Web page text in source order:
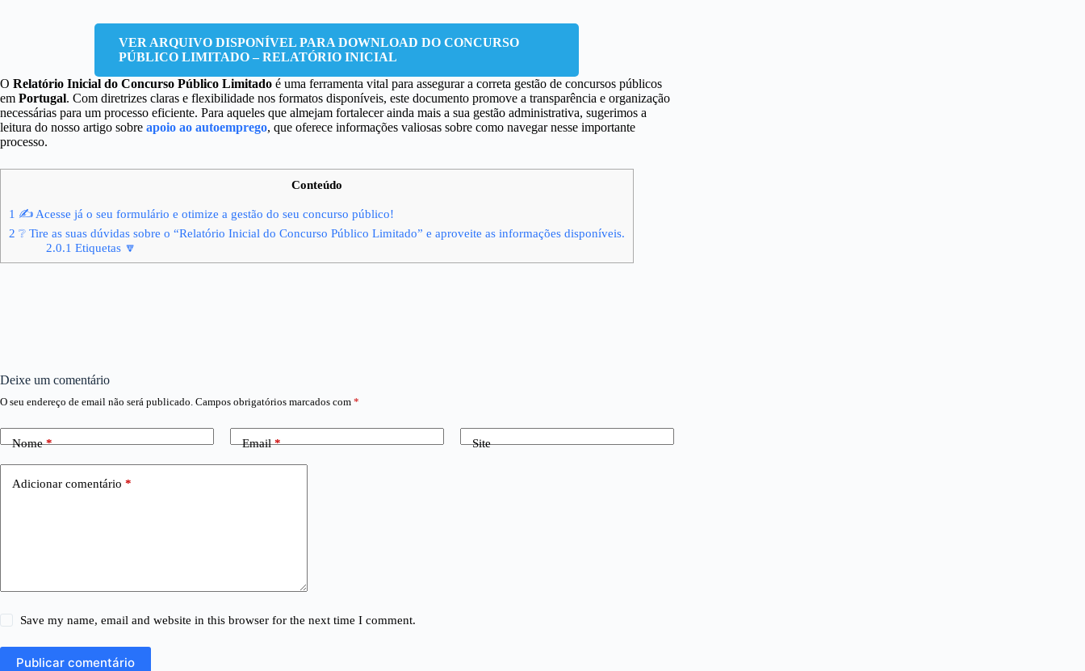
VER ARQUIVO DISPONÍVEL PARA DOWNLOAD DO CONCURSO
PÚBLICO LIMITADO – RELATÓRIO INICIAL
O Relatório Inicial do Concurso Público Limitado é uma ferramenta vital para assegurar a correta gestão de concursos públicos
em Portugal. Com diretrizes claras e flexibilidade nos formatos disponíveis, este documento promove a transparência e organização
necessárias para um processo eficiente. Para aqueles que almejam fortalecer ainda mais a sua gestão administrativa, sugerimos a
leitura do nosso artigo sobre apoio ao autoemprego, que oferece informações valiosas sobre como navegar nesse importante
processo.
Conteúdo
1 ✍ Acesse já o seu formulário e otimize a gestão do seu concurso público!
2 ❔ Tire as suas dúvidas sobre o “Relatório Inicial do Concurso Público Limitado” e aproveite as informações disponíveis.
2.0.1 Etiquetas 🔽
Deixe um comentário
O seu endereço de email não será publicado. Campos obrigatórios marcados com *
Nome* Email* Site
Adicionar comentário *
Save my name, email and website in this browser for the next time I comment.
Publicar comentário